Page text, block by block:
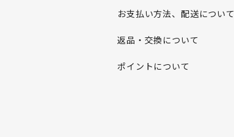
お支払い方法、配送について
返品・交換について
ポイントについて